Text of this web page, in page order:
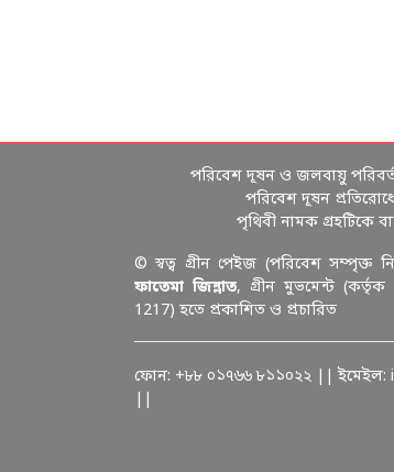
পরিবেশ দূষন ও জলবায়ু
পরিবেশ দূষন
পৃথিবী নামক গ্রহটিকে
© স্বত্ব গ্রীন পেইজ (পরিবেশ সম্পৃক্ত
ফাতেমা জিন্নাত, গ্রীন মুভমেন্ট (কর্তৃক
1217) হতে প্রকাশিত ও প্রচারিত
ফোন: +৮৮ ০১৭৬৬ ৮১১০২২ || ইমেইল: